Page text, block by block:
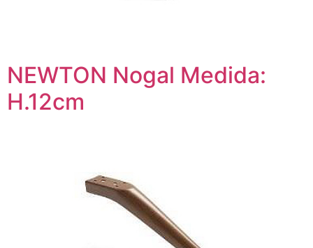
NEWTON Nogal Medida:
H.12cm